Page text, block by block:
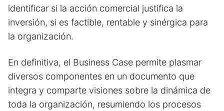
identificar si la acción comercial justifica la
inversión, si es factible, rentable y sinérgica para
la organización.
En definitiva, el Business Case permite plasmar
diversos componentes en un documento que
integra y comparte visiones sobre la dinámica de
toda la organización, resumiendo los procesos